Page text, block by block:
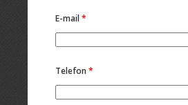
E-mail*
Telefon *